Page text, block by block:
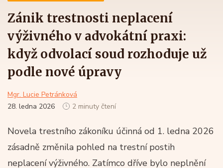
Zánik trestnosti neplacení
výživného v advokátní praxi:
když odvolací soud rozhoduje už
podle nové úpravy
Mgr. Lucie Petránková
28. ledna 2026
2 minuty čtení
Novela trestního zákoníku účinná od 1. ledna 2026
zásadně změnila pohled na trestní postih
neplacení výživného. Zatímco dříve bylo neplnění